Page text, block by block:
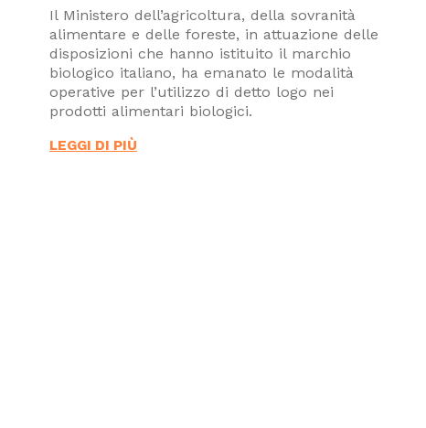
Il Ministero dell’agricoltura, della sovranità
alimentare e delle foreste, in attuazione delle
disposizioni che hanno istituito il marchio
biologico italiano, ha emanato le modalità
operative per l’utilizzo di detto logo nei
prodotti alimentari biologici.
LEGGI DI PIÙ